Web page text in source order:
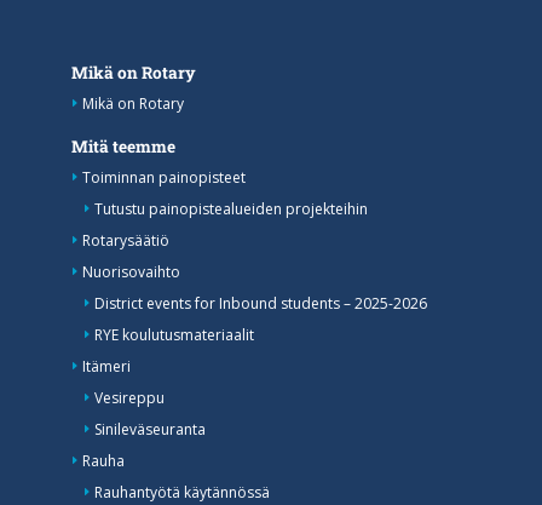
Mikä on Rotary
Mikä on Rotary
Mitä teemme
Toiminnan painopisteet
Tutustu painopistealueiden projekteihin
Rotarysäätiö
Nuorisovaihto
District events for Inbound students – 2025-2026
RYE koulutusmateriaalit
Itämeri
Vesireppu
Sinileväseuranta
Rauha
Rauhantyötä käytännössä